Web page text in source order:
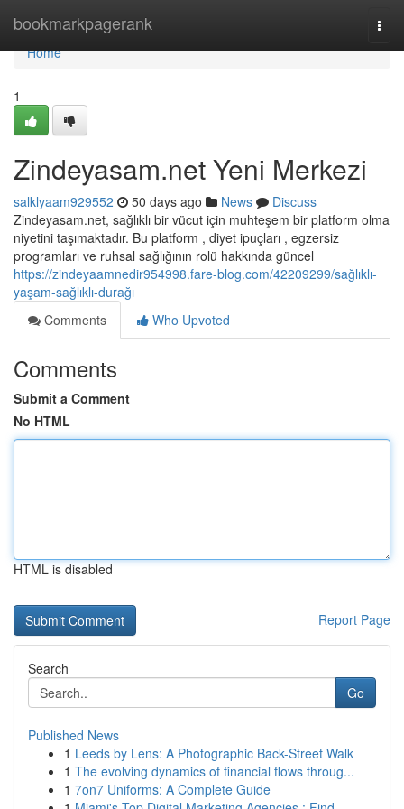
bookmarkpagerank
Home
Home
1
Zindeyasam.net Yeni Merkezi
salklyaam929552 50 days ago News
Discuss
Zindeyasam.net, sağlıklı bir vücut için muhteşem bir platform olma
niyetini taşımaktadır. Bu platform , diyet ipuçları , egzersiz
programları ve ruhsal sağlığının rolü hakkında güncel
https://zindeyaamnedir954998.fare-blog.com/42209299/sağlıklı-
yaşam-sağlıklı-durağı
Comments
Who Upvoted
Comments
Submit a Comment
No HTML
HTML is disabled
Report Page
Search
Go
Published News
1 Leeds by Lens: A Photographic Back-Street Walk
1 The evolving dynamics of financial flows throug...
1 7on7 Uniforms: A Complete Guide